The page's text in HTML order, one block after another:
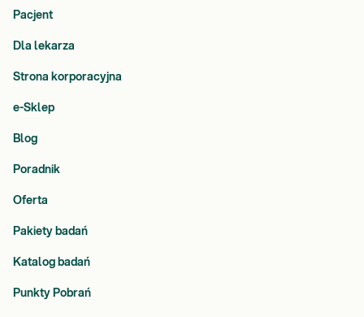
Pacjent
Dla lekarza
Strona korporacyjna
e-Sklep
Blog
Poradnik
Oferta
Pakiety badań
Katalog badań
Punkty Pobrań